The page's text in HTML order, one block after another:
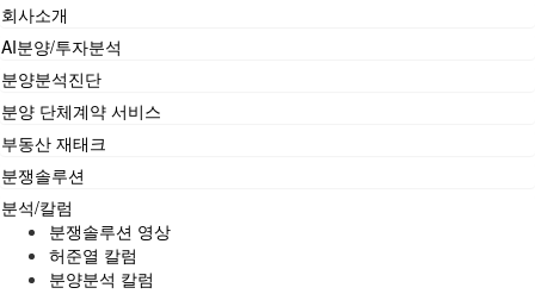
회사소개
AI분양/투자분석
분양분석진단
분양 단체계약 서비스
부동산 재태크
분쟁솔루션
분석/칼럼
분쟁솔루션 영상
허준열 칼럼
분양분석 칼럼